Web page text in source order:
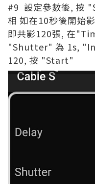
#9 設定參數後, 按
相 如在10秒後開始
即共影120張, 在
"Shutter" 為 1s,
120, 按 "Start"